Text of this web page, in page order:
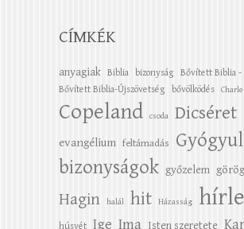
CÍMKÉK
anyagiak Biblia bizonyság
Bővített Biblia -
Bővített Biblia-Újszövetség
bővölködés
Copeland csoda Dicséret
evangélium feltámadás
bizonyságok győzelem
Hagin halál hit Házasság
húsvét Ige Ima Isten szeretete